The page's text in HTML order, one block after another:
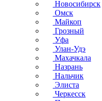
Новосибирск
Омск
Майкоп
Грозный
Уфа
Улан-Удэ
Махачкала
Назрань
Нальчик
Элиста
Черкесск